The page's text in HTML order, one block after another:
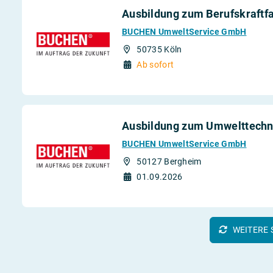
Ausbildung zum
BUCHEN UmweltService GmbH
50735 Köln
Ab sofort
Ausbildung zum
BUCHEN UmweltService GmbH
50127 Bergheim
01.09.2026
WEITERE